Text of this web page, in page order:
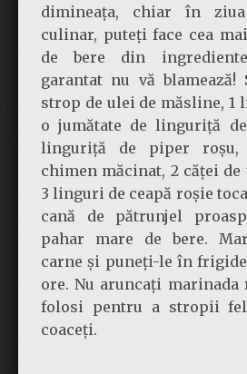
dimineața, chiar în ziua
culinar, puteți face cea
de bere din
garantat nu vă blamează!
strop de ulei de măsline, 1
o jumătate de linguriță
linguriță de piper
chimen măcinat, 2 căței
3 linguri de ceapă roșie
cană de pătrunjel
pahar mare de bere.
carne și puneți-le în
ore. Nu aruncați marinada
folosi pentru a stropii
coaceți.